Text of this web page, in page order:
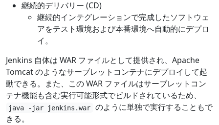
継続的デリバリー (CD)
継続的インテグレーションで完成したソフトウェ
アをテスト環境および本番環境へ自動的にデプロ
イ。
Jenkins 自体は WAR ファイルとして提供され、Apache
Tomcat のようなサーブレットコンテナにデプロイして起
動できる。また、この WAR ファイルはサーブレットコン
テナ機能も含む実行可能形式でビルドされているため、
java -jar jenkins.war
のように単独で実行することもで
きる。